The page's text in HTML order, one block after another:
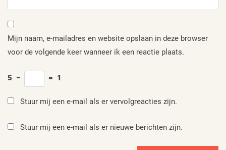
Mijn naam, e-mailadres en website opslaan in deze browser
voor de volgende keer wanneer ik een reactie plaats.
5 − = 1
Stuur mij een e-mail als er vervolgreacties zijn.
Stuur mij een e-mail als er nieuwe berichten zijn.